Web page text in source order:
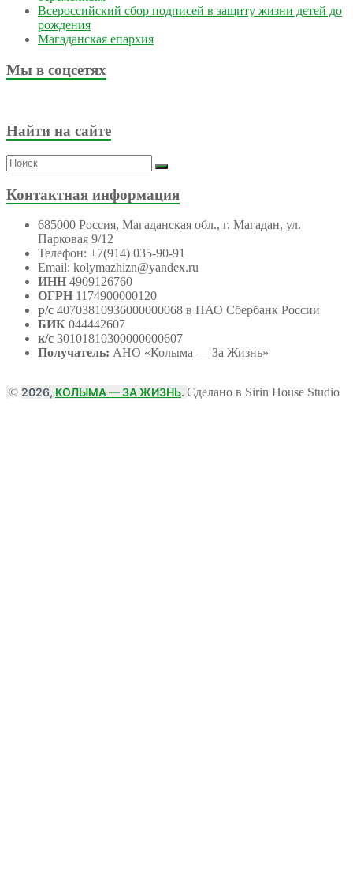
Всероссийский сбор подписей в защиту жизни детей до
рождения
Магаданская епархия
Мы в соцсетях
Найти на сайте
Контактная информация
685000 Россия, Магаданская обл., г. Магадан, ул.
Парковая 9/12
Телефон: +7(914) 035-90-91
Email: kolymazhizn@yandex.ru
ИНН 4909126760
ОГРН 1174900000120
р/с 40703810936000000068 в ПАО Сбербанк России
БИК 044442607
к/с 30101810300000000607
Получатель: АНО «Колыма — За Жизнь»
© 2026, КОЛЫМА — ЗА ЖИЗНЬ. Сделано в Sirin House Studio